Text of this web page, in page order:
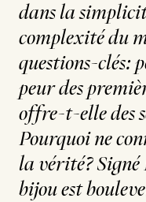
dans la
complexité du
questions-clés:
peur des
offre-t-elle des
Pourquoi ne
la vérité?
bijou est